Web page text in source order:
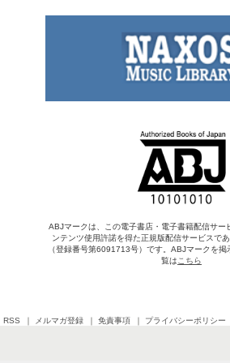
ABJマークは、この電子書店・電子書籍配信サー
ンテンツ使用許諾を得た正規版配信サービスで
（登録番号第6091713号）です。ABJマークを
覧は こちら
RSS メルマガ登録 免責事項 プライバシーポリシー